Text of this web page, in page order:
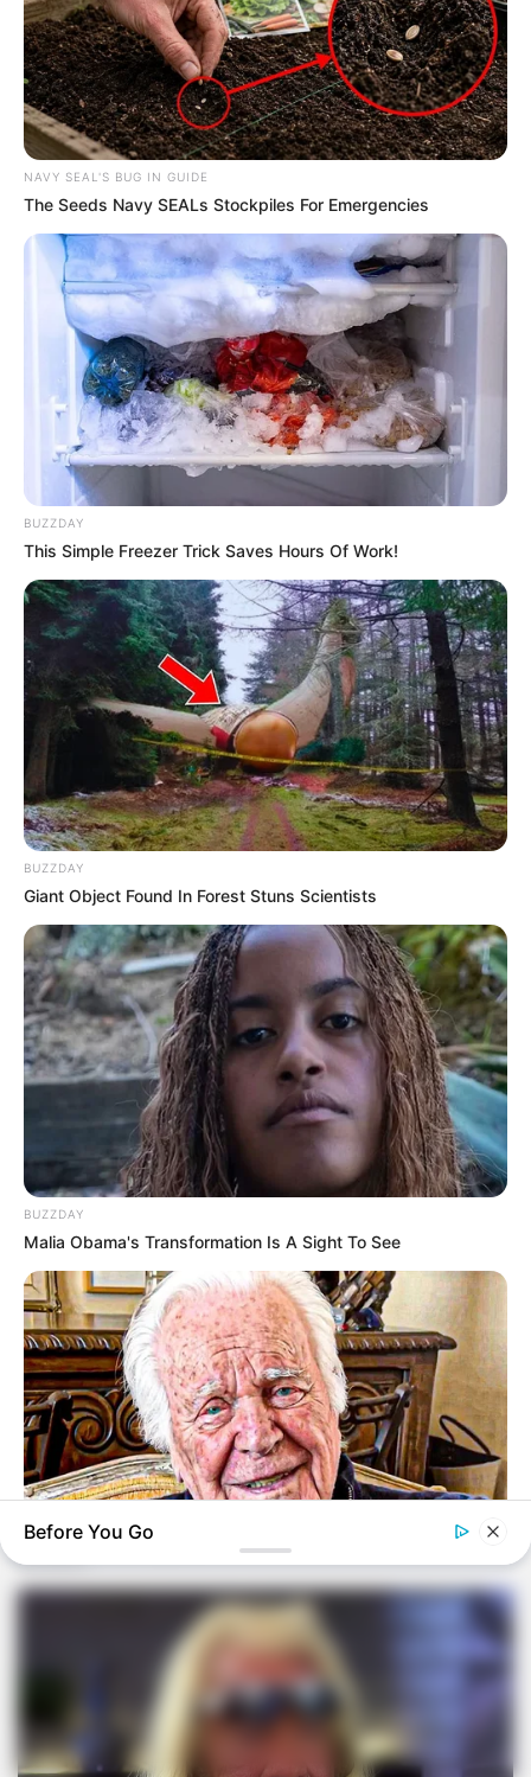
NAVY SEAL'S BUG IN GUIDE
The Seeds Navy SEALs Stockpiles For Emergencies
BUZZDAY
This Simple Freezer Trick Saves Hours Of Work!
BUZZDAY
Giant Object Found In Forest Stuns Scientists
BUZZDAY
Malia Obama's Transformation Is A Sight To See
The Tragedy Of Robert Wagner Is Truly Very Sad
Before You Go